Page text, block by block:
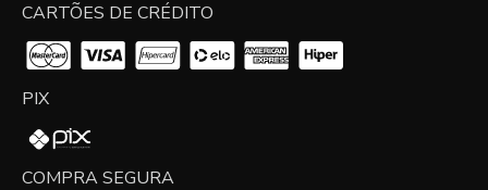
CARTÕES DE CRÉDITO
PIX
COMPRA SEGURA